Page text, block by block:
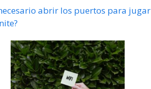
abrir los puertos para jugar